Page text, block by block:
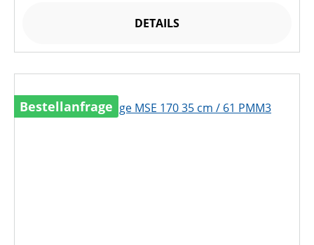
DETAILS
Bestellanfrage